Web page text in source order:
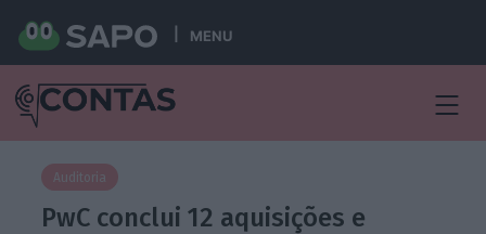
MENU
Auditoria
PwC conclui 12 aquisições e